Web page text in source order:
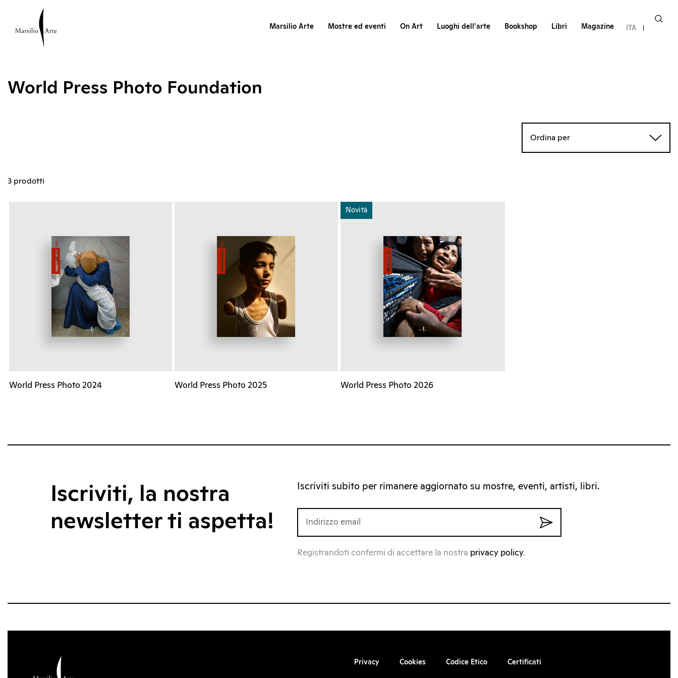
Marsilio Arte Mostre ed eventi On Art Luoghi dell’arte Bookshop Libri Magazine ITA
World Press Photo Foundation
Ordina per
3 prodotti
World Press Photo 2024 World Press Photo 2025
Novità
World Press Photo 2026
Iscriviti, la nostra
newsletter ti aspetta!
Iscriviti subito per rimanere aggiornato su mostre, eventi, artisti, libri.
Registrandoti confermi di accettare la nostra privacy policy.
Privacy Cookies Codice Etico Certificati